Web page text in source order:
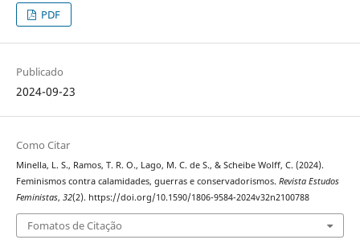
PDF
Publicado
2024-09-23
Como Citar
Minella, L. S., Ramos, T. R. O., Lago, M. C. de S., & Scheibe Wolff, C. (2024).
Feminismos contra calamidades, guerras e conservadorismos. Revista Estudos
Feministas, 32(2). https://doi.org/10.1590/1806-9584-2024v32n2100788
Fomatos de Citação